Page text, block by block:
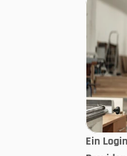
Ein